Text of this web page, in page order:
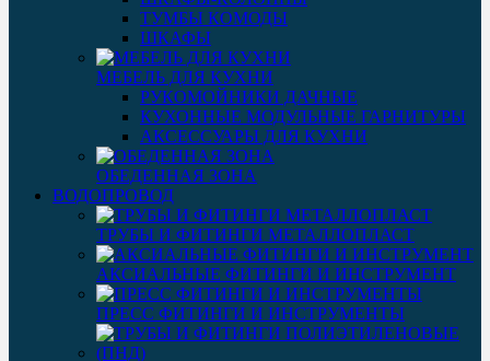
ТУМБЫ КОМОДЫ
ШКАФЫ
МЕБЕЛЬ ДЛЯ КУХНИ
РУКОМОЙНИКИ ДАЧНЫЕ
КУХОННЫЕ МОДУЛЬНЫЕ ГАРНИТУРЫ
АКСЕССУАРЫ ДЛЯ КУХНИ
ОБЕДЕННАЯ ЗОНА
ВОДОПРОВОД
ТРУБЫ И ФИТИНГИ МЕТАЛЛОПЛАСТ
АКСИАЛЬНЫЕ ФИТИНГИ И ИНСТРУМЕНТ
ПРЕСС ФИТИНГИ И ИНСТРУМЕНТЫ